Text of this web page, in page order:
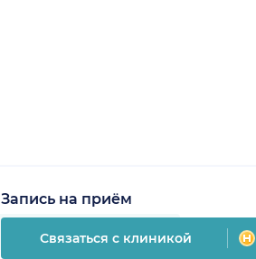
Запись на приём
Связаться с клиникой